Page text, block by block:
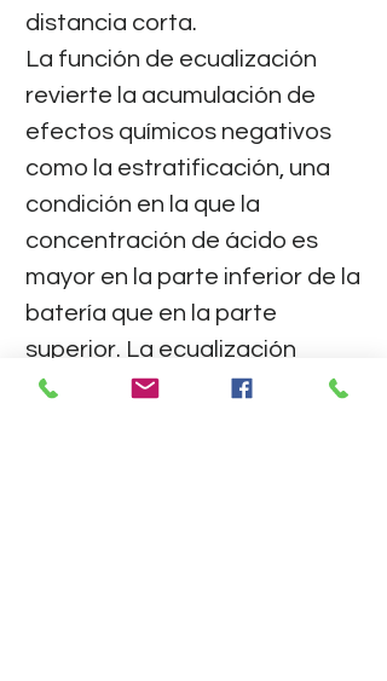
distancia corta.
La función de ecualización
revierte la acumulación de
efectos químicos negativos
como la estratificación, una
condición en la que la
concentración de ácido es
mayor en la parte inferior de la
batería que en la parte
superior. La ecualización
también ayuda a eliminar los